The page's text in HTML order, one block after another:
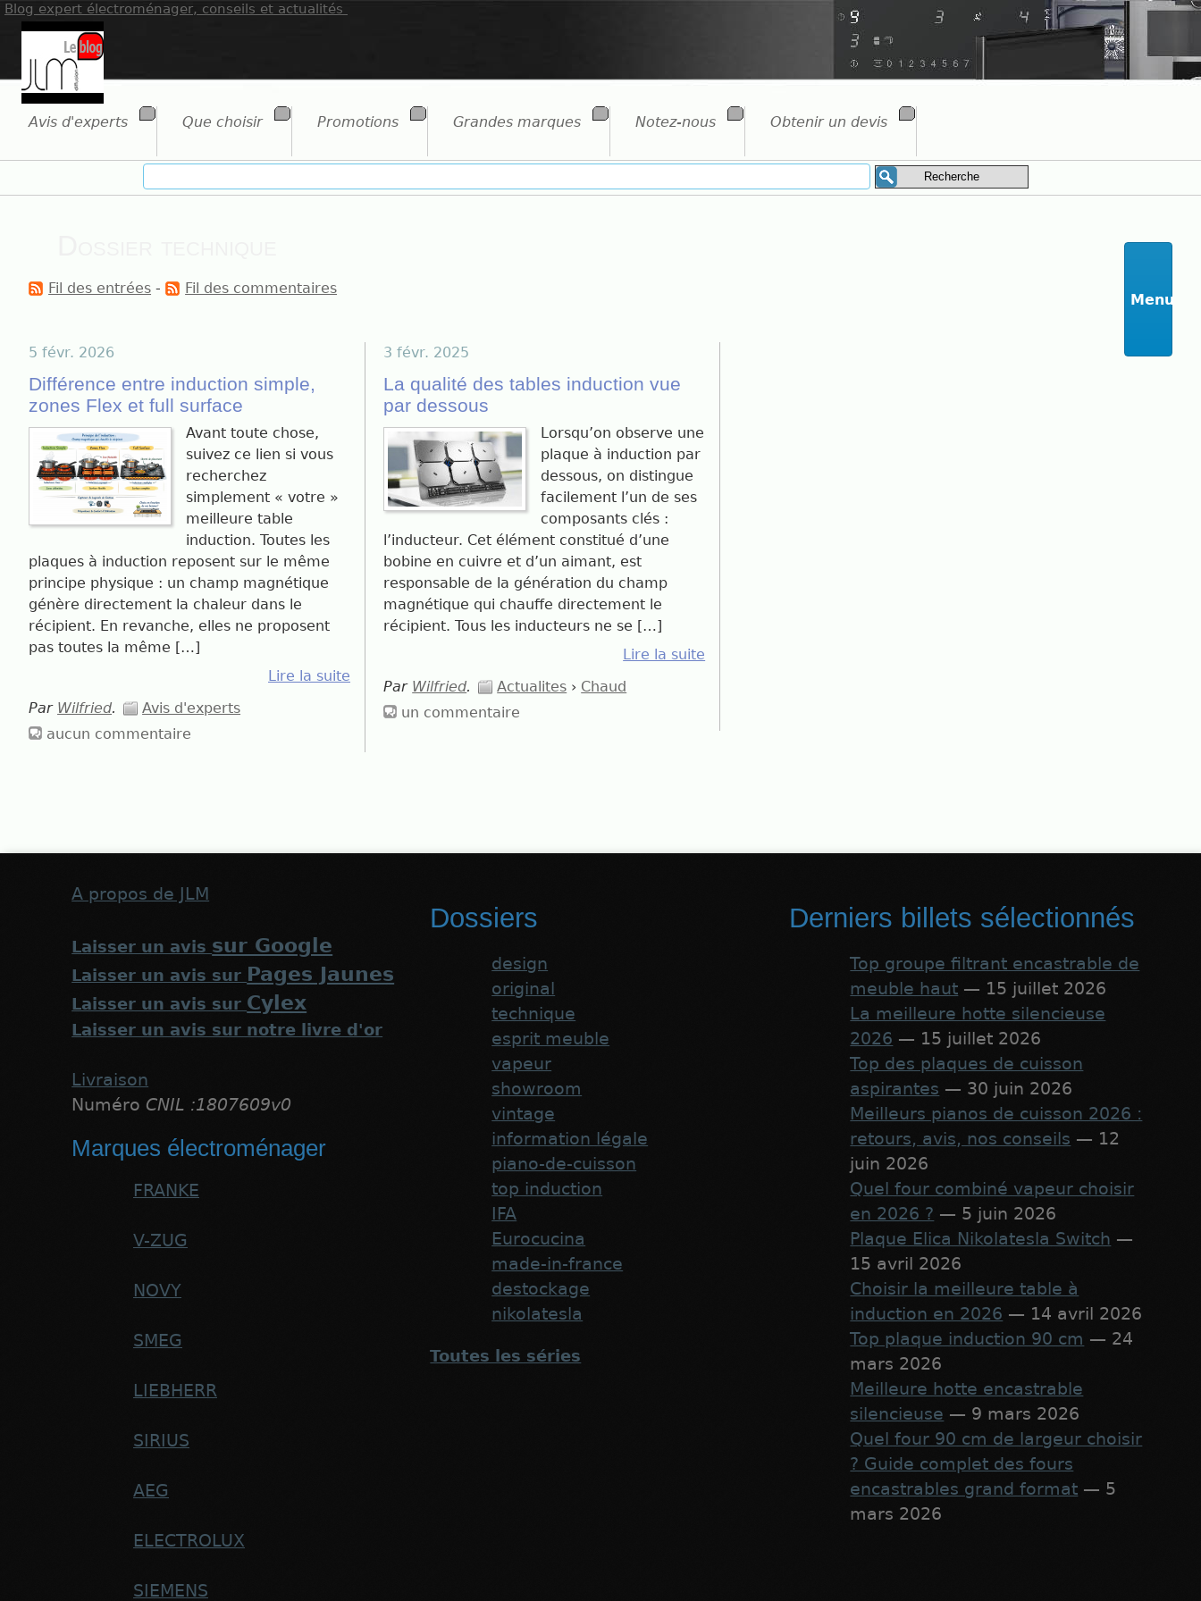
Blog expert électroménager, conseils et actualités
Avis d'experts Que choisir Promotions Grandes marques Notez-nous Obtenir un devis
Menu
Fil des entrées - Fil des commentaires
5 févr. 2026
Différence entre induction simple,
zones Flex et full surface
Avant toute chose,
suivez ce lien si vous
recherchez
simplement « votre »
meilleure table
induction. Toutes les
plaques à induction reposent sur le même
principe physique : un champ magnétique
génère directement la chaleur dans le
récipient. En revanche, elles ne proposent
pas toutes la même […]
Lire la suite
Par Wilfried.
Avis d'experts
aucun commentaire
3 févr. 2025
La qualité des tables induction vue
par dessous
Lorsqu’on observe une
plaque à induction par
dessous, on distingue
facilement l’un de ses
composants clés :
l’inducteur. Cet élément constitué d’une
bobine en cuivre et d’un aimant, est
responsable de la génération du champ
magnétique qui chauffe directement le
récipient. Tous les inducteurs ne se […]
Lire la suite
Par Wilfried. Actualites › Chaud
un commentaire
A propos de JLM
Laisser un avis sur Google
Laisser un avis sur Pages Jaunes
Laisser un avis sur Cylex
Laisser un avis sur notre livre d'or
Livraison
Numéro CNIL :1807609v0
Marques électroménager
FRANKE
V-ZUG
NOVY
SMEG
LIEBHERR
SIRIUS
AEG
ELECTROLUX
SIEMENS
Dossiers
design
original
technique
esprit meuble
vapeur
showroom
vintage
information légale
piano-de-cuisson
top induction
IFA
Eurocucina
made-in-france
destockage
nikolatesla
Toutes les séries
Derniers billets sélectionnés
Top groupe filtrant encastrable de
meuble haut — 15 juillet 2026
La meilleure hotte silencieuse
2026 — 15 juillet 2026
Top des plaques de cuisson
aspirantes — 30 juin 2026
Meilleurs pianos de cuisson 2026 :
retours, avis, nos conseils — 12
juin 2026
Quel four combiné vapeur choisir
en 2026 ? — 5 juin 2026
Plaque Elica Nikolatesla Switch —
15 avril 2026
Choisir la meilleure table à
induction en 2026 — 14 avril 2026
Top plaque induction 90 cm — 24
mars 2026
Meilleure hotte encastrable
silencieuse — 9 mars 2026
Quel four 90 cm de largeur choisir
? Guide complet des fours
encastrables grand format — 5
mars 2026